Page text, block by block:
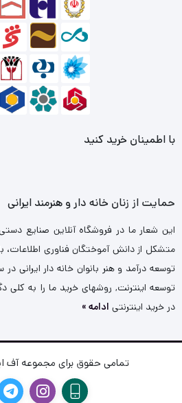
با اطمینان خرید کنید
حمایت از زنان خانه دار و هنرمند ایرانی
این شعار ما در فروشگاه آنلاین صنایع
متشکل از دانش آموختگان فناوری اطلاعات،
توسعه اینترنت, روشهای خرید ما را به کلی
در خرید اینترنتی ادامه »
تمامی حقوق برای مجموعه آف